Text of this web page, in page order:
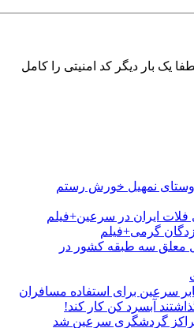
یک بار دیگر کد امنیتی را کامل